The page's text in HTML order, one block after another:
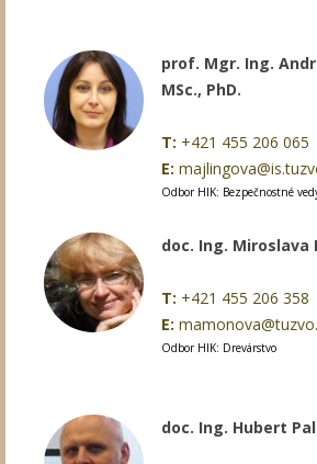
prof. Mgr. Ing.
MSc., PhD.
T: +421 455 206 065
E:
Odbor HIK: Bezpečnostné
doc. Ing. Miroslava
T: +421 455 206 358
E:
Odbor HIK: Drevárstvo
doc. Ing. Hubert